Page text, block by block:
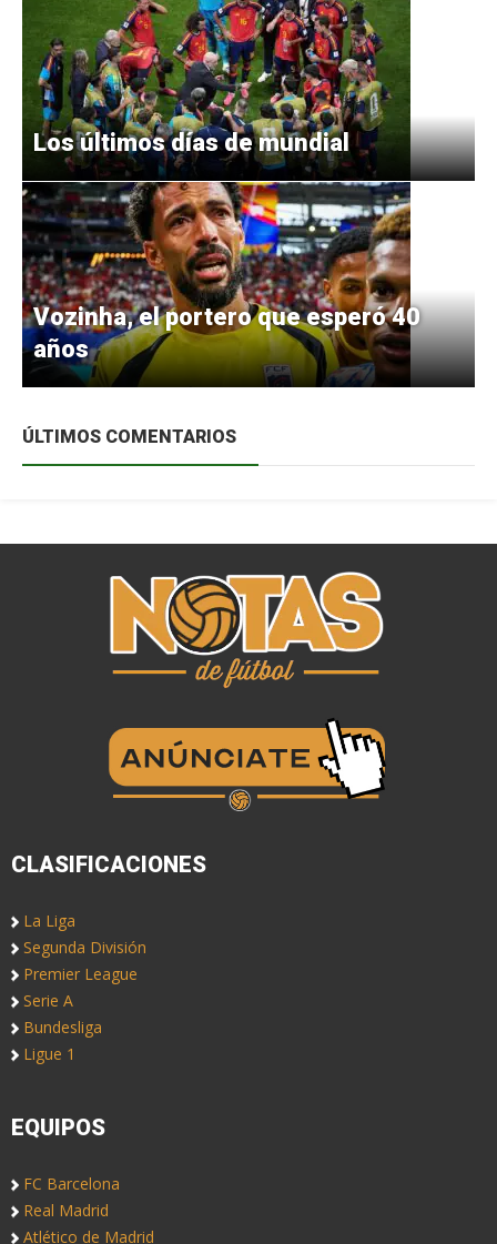
Los últimos días de mundial
Vozinha, el portero que esperó 40
años
ÚLTIMOS COMENTARIOS
CLASIFICACIONES
La Liga
Segunda División
Premier League
Serie A
Bundesliga
Ligue 1
EQUIPOS
FC Barcelona
Real Madrid
Atlético de Madrid